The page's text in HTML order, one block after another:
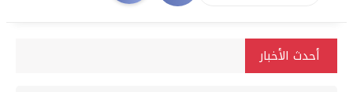
أحدث الأخبار